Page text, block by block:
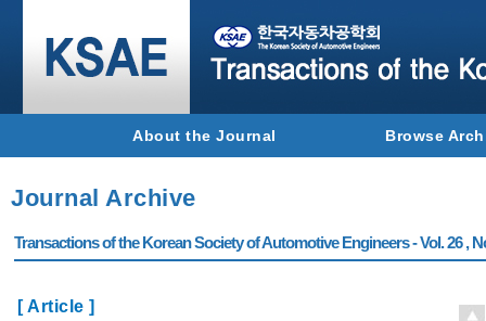
About the Journal Browse
Journal Archive
Transactions of the Korean Society of Automotive Engineers - Vol. 26 ,
[ Article ]